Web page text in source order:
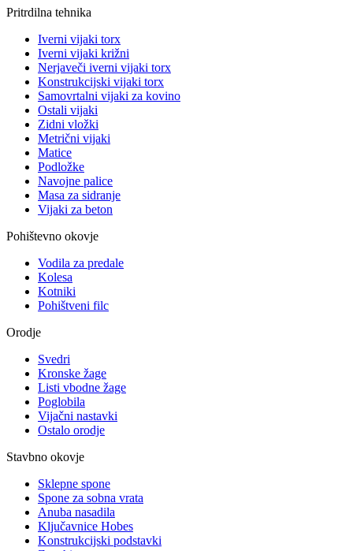
Pritrdilna tehnika
Iverni vijaki torx
Iverni vijaki križni
Nerjaveči iverni vijaki torx
Konstrukcijski vijaki torx
Samovrtalni vijaki za kovino
Ostali vijaki
Zidni vložki
Metrični vijaki
Matice
Podložke
Navojne palice
Masa za sidranje
Vijaki za beton
Pohištevno okovje
Vodila za predale
Kolesa
Kotniki
Pohištveni filc
Orodje
Svedri
Kronske žage
Listi vbodne žage
Poglobila
Vijačni nastavki
Ostalo orodje
Stavbno okovje
Sklepne spone
Spone za sobna vrata
Anuba nasadila
Ključavnice Hobes
Konstrukcijski podstavki